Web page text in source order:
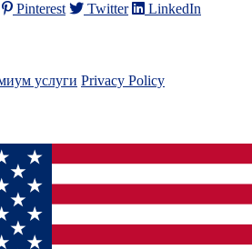
Pinterest Twitter LinkedIn
услуги Privacy Policy